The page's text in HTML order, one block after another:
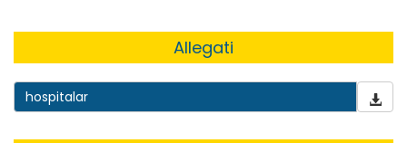
Allegati
hospitalar